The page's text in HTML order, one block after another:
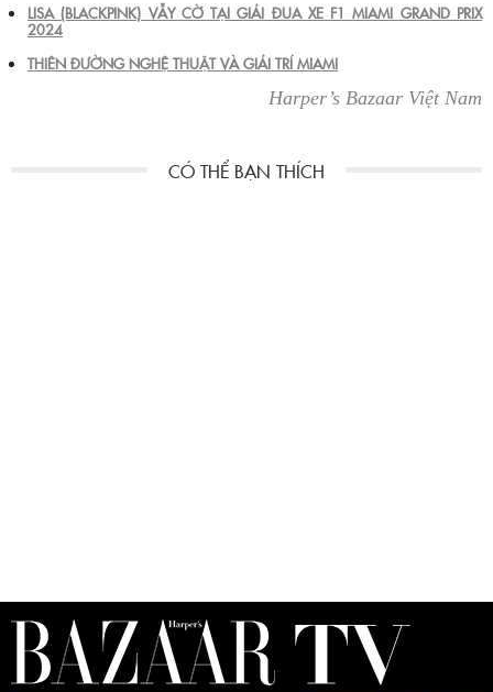
LISA (BLACKPINK) VẪY CỜ TẠI GIẢI ĐUA XE F1 MIAMI GRAND PRIX
2024
THIÊN ĐƯỜNG NGHỆ THUẬT VÀ GIẢI TRÍ MIAMI
Harper’s Bazaar Việt Nam